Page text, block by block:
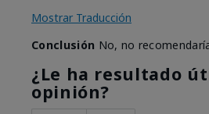
Mostrar Traducción
Conclusión No, no
¿Le ha resultado
opinión?